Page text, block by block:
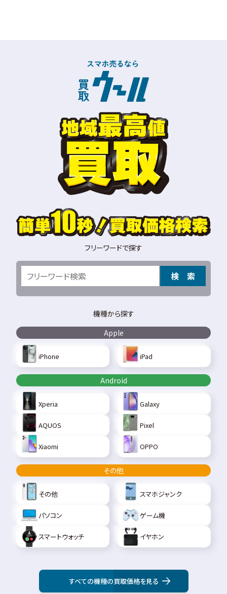
フリーワードで探す
検 索
機種から探す
Apple
iPhone iPad
Android
Xperia Galaxy
AQUOS Pixel
Xiaomi OPPO
その他
その他 スマホジャンク
パソコン ゲーム機
スマートウォッチ イヤホン
すべての機種の買取価格を見る